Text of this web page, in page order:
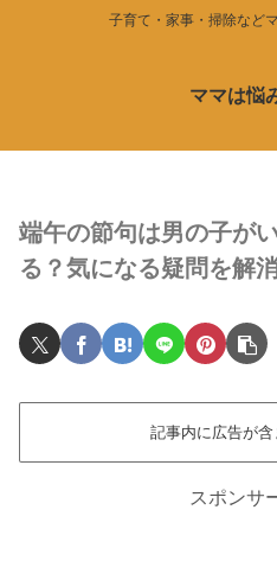
子育て・家事・掃除など
ママは悩
端午の節句は男の子が
る？気になる疑問を解
記事内に広告が含
スポンサ